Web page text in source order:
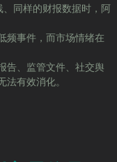
、同样的财报数据时，阿
频事件，而市场情绪在
告、监管文件、社交舆
有效消化。